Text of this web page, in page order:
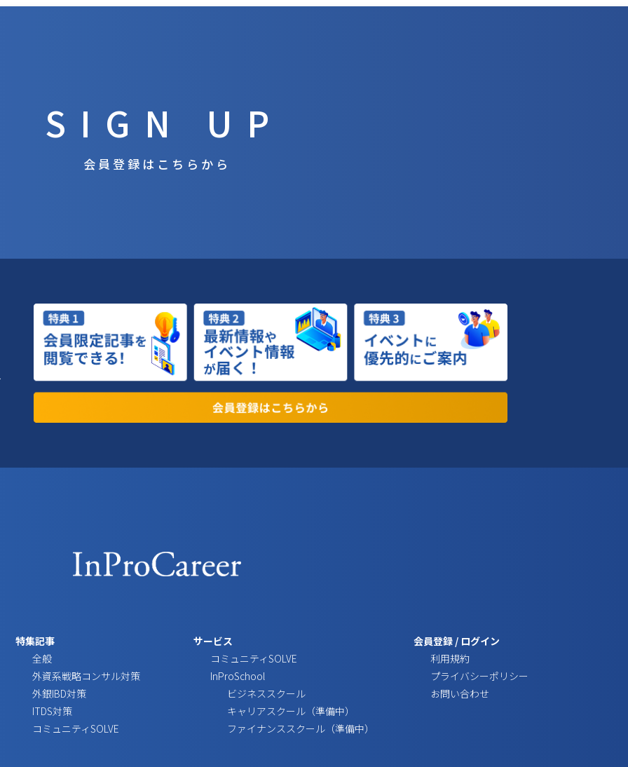
SIGN UP
会員登録はこちらから
特集記事
全般
外資系戦略コンサル対策
外銀IBD対策
ITDS対策
コミュニティSOLVE
サービス
コミュニティSOLVE
InProSchool
ビジネススクール
キャリアスクール（準備中）
ファイナンススクール（準備中）
会員登録 / ログイン
利用規約
プライバシーポリシー
お問い合わせ